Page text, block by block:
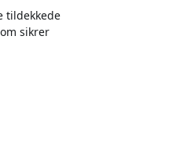
tildekkede
sikrer